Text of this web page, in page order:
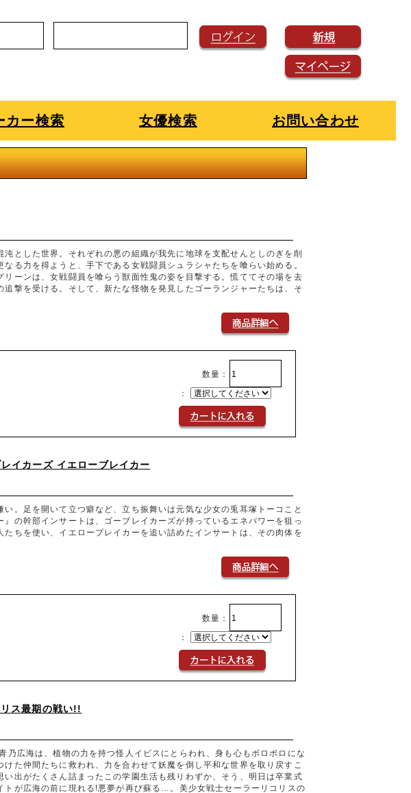
カー検索 女優検索 お問い合わせ
とした世界。それぞれの悪の組織が我先に地球を支配せんとしのぎを削
る力を得ようと、手下である女戦闘員シュラシャたちを喰らい始める。
ーンは、女戦闘員を喰らう獣面性鬼の姿を目撃する。慌ててその場を去
撃を受ける。そして、新たな怪物を発見したゴーランジャーたちは、そ
数量：
：
イカーズ イエローブレイカー
。足を開いて立つ癖など、立ち振舞いは元気な少女の兎耳塚トーコこと
の幹部インサートは、ゴーブレイカーズが持っているエネパワーを狙っ
ちを使い、イエローブレイカーを追い詰めたインサートは、その肉体を
数量：
：
ス最期の戦い!!
乃広海は、植物の力を持つ怪人イビスにとらわれ、身も心もボロボロにな
た仲間たちに救われ、力を合わせて妖魔を倒し平和な世界を取り戻すこ
出がたくさん詰まったこの学園生活も残りわずか、そう、明日は卒業式
が広海の前に現れる!悪夢が再び蘇る…。美少女戦士セーラーリコリスの